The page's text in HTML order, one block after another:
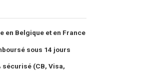
en Belgique et en France
sous 14 jours
sécurisé (CB, Visa,